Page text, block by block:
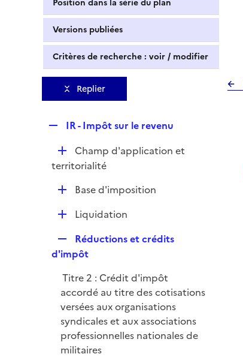
Position dans la série du plan
Versions publiées
Critères de recherche : voir / modifier
Replier
p
l
i
e
r
IR - Impôt sur le revenu
D
é
Champ d'application et
territorialité
D
e
r
Base d'imposition
D
l
i
e
r
Liquidation
e
l
i
e
r
Réductions et crédits
d'impôt
Titre 2 : Crédit d'impôt
accordé au titre des cotisations
versées aux organisations
syndicales et aux associations
professionnelles nationales de
militaires